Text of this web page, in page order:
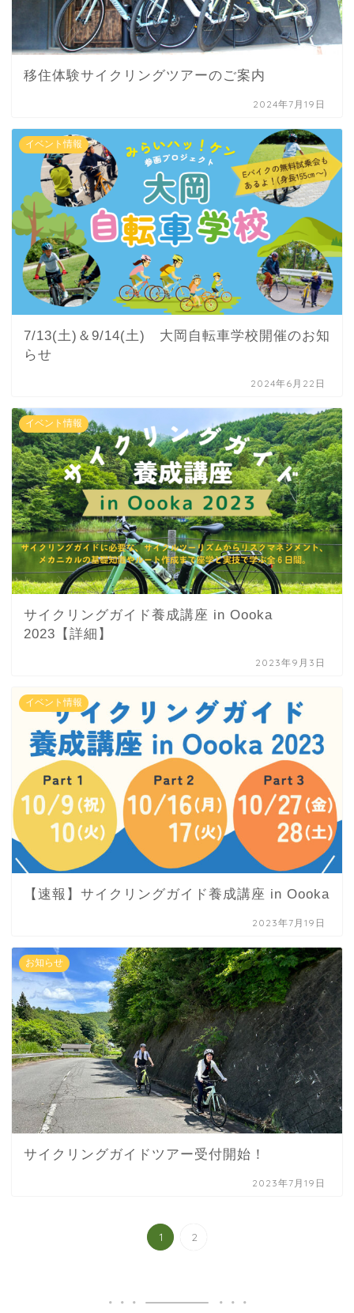
移住体験サイクリングツアーのご案内
2024年7月19日
イベント情報
7/13(土)＆9/14(土) 大岡自転車学校開催のお知
らせ
2024年6月22日
イベント情報
サイクリングガイド養成講座 in Oooka
2023【詳細】
2023年9月3日
イベント情報
【速報】サイクリングガイド養成講座 in Oooka
2023年7月19日
お知らせ
サイクリングガイドツアー受付開始！
2023年7月19日
1 2